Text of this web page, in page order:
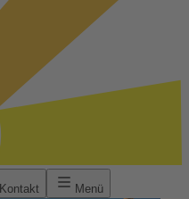
Kontakt Menü